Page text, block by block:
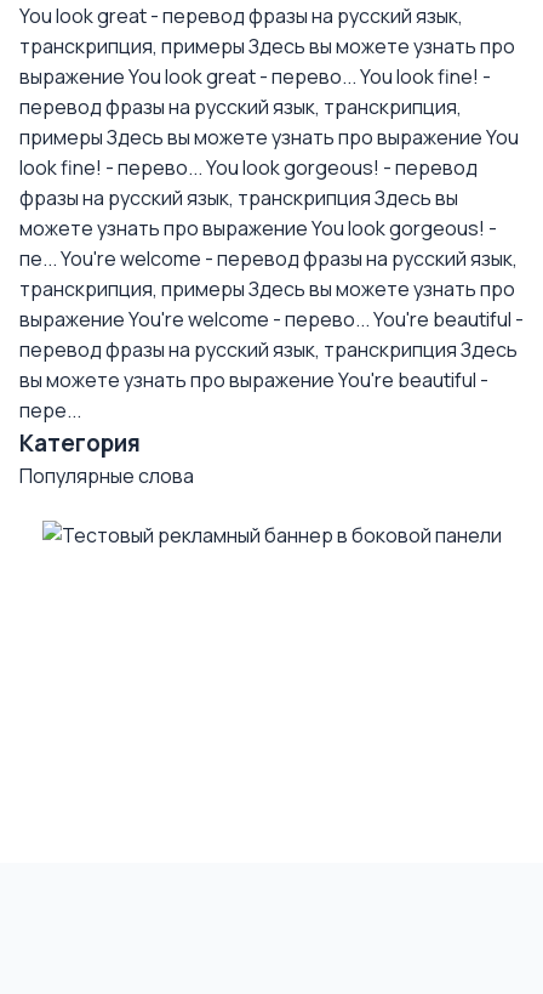
You look great - перевод фразы на русский язык,
транскрипция, примерыЗдесь вы можете узнать про
выражение You look great - перево...You look fine! -
перевод фразы на русский язык, транскрипция,
примерыЗдесь вы можете узнать про выражение You
look fine! - перево...You look gorgeous! - перевод
фразы на русский язык, транскрипцияЗдесь вы
можете узнать про выражение You look gorgeous! -
пе...You're welcome - перевод фразы на русский язык,
транскрипция, примерыЗдесь вы можете узнать про
выражение You're welcome - перево...You're beautiful -
перевод фразы на русский язык, транскрипцияЗдесь
вы можете узнать про выражение You're beautiful -
пере...
Категория
Популярные слова